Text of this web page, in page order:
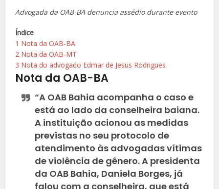
Advogada da OAB-BA denuncia assédio durante evento
Índice
1 Nota da OAB-BA
2 Nota da OAB-MT
3 Nota do advogado Edmar de Jesus Rodrigues
Nota da OAB-BA
“A OAB Bahia acompanha o caso e
está ao lado da conselheira baiana.
A instituição acionou as medidas
previstas no seu protocolo de
atendimento às advogadas vítimas
de violência de gênero. A presidenta
da OAB Bahia, Daniela Borges, já
falou com a conselheira, que está